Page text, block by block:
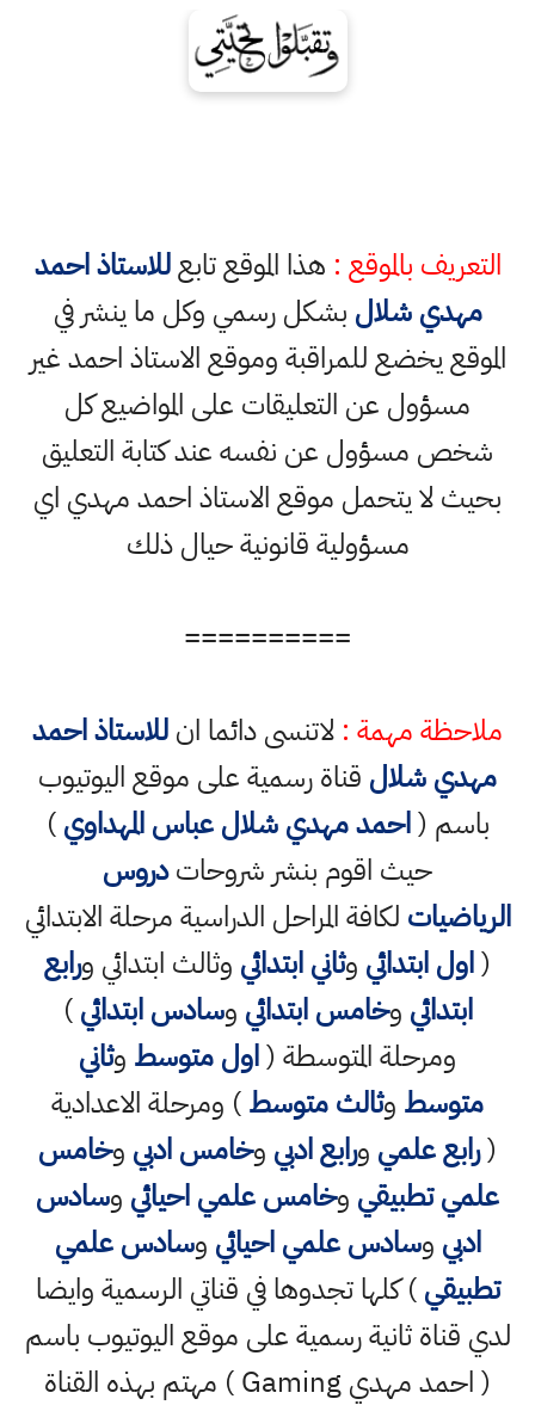
بالموقع :هذا الموقع تابعللاستاذ احمد
مهدي شلالبشكل رسمي وكل ما ينشر في
يخضع للمراقبة وموقع الاستاذ احمد غير
مسؤول عن التعليقات على المواضيع كل
مسؤول عن نفسه عند كتابة التعليق
لا يتحمل موقع الاستاذ احمد مهدي اي
مسؤولية قانونية حيال ذلك
==========
مهمة :لاتنسى دائما انللاستاذ احمد
شلالقناة رسمية على موقع اليوتيوب
باسم (احمد مهدي شلال عباس المهداوي)
حيث اقوم بنشر شروحاتدروس
لكافة المراحل الدراسية مرحلة الابتدائي
اول ابتدائيوثاني ابتدائيوثالث ابتدائي ورابع
ابتدائيوخامس ابتدائيوسادس ابتدائي)
ومرحلة المتوسطة (اول متوسطوثاني
متوسطوثالث متوسط) ومرحلة الاعدادية
رابع علميورابع ادبيوخامس ادبيوخامس
تطبيقيوخامس علمي احيائيوسادس
وسادس علمي احيائيوسادس علمي
) كلها تجدوها في قناتي الرسمية وايضا
قناة ثانية رسمية على موقع اليوتيوب باسم
( احمد مهدي Gaming ) مهتم بهذه القناة